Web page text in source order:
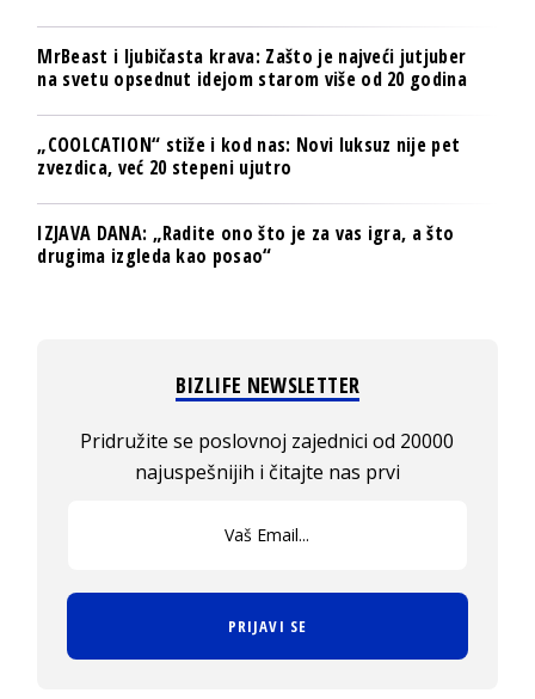
MrBeast i ljubičasta krava: Zašto je najveći jutjuber
na svetu opsednut idejom starom više od 20 godina
„COOLCATION“ stiže i kod nas: Novi luksuz nije pet
zvezdica, već 20 stepeni ujutro
IZJAVA DANA: „Radite ono što je za vas igra, a što
drugima izgleda kao posao“
BIZLIFE NEWSLETTER
Pridružite se poslovnoj zajednici od 20000
najuspešnijih i čitajte nas prvi
PRIJAVI SE